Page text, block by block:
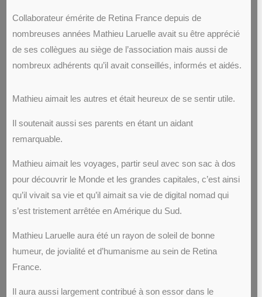
Collaborateur émérite de Retina France depuis de
nombreuses années Mathieu Laruelle avait su être apprécié
de ses collègues au siège de l’association mais aussi de
nombreux adhérents qu’il avait conseillés, informés et aidés.
Mathieu aimait les autres et était heureux de se sentir utile.
Il soutenait aussi ses parents en étant un aidant
remarquable.
Mathieu aimait les voyages, partir seul avec son sac à dos
pour découvrir le Monde et les grandes capitales, c’est ainsi
qu’il vivait sa vie et qu’il aimait sa vie de digital nomad qui
s’est tristement arrêtée en Amérique du Sud.
Mathieu Laruelle aura été un rayon de soleil de bonne
humeur, de jovialité et d’humanisme au sein de Retina
France.
Il aura aussi largement contribué à son essor dans le